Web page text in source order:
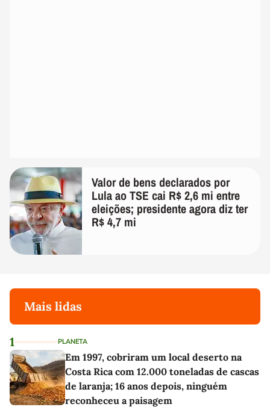
Valor de bens declarados por
Lula ao TSE cai R$ 2,6 mi entre
eleições; presidente agora diz ter
R$ 4,7 mi
Mais lidas
1 PLANETA
Em 1997, cobriram um local deserto na
Costa Rica com 12.000 toneladas de cascas
de laranja; 16 anos depois, ninguém
reconheceu a paisagem